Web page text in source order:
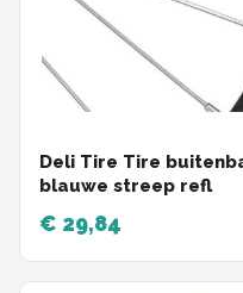
Deli Tire Tire
blauwe streep refl
€ 29,84